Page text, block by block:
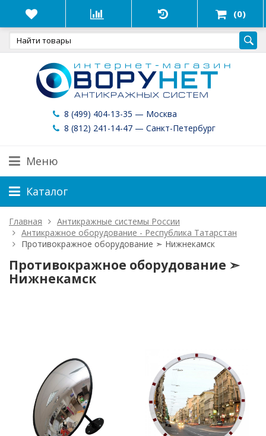
(0)
8 (499) 404-13-35 — Москва
8 (812) 241-14-47 — Санкт-Петербург
Меню
Каталог
Главная
Антикражные системы России
Антикражное оборудование - Республика Татарстан
Противокражное оборудование ➣ Нижнекамск
Противокражное оборудование ➣
Нижнекамск